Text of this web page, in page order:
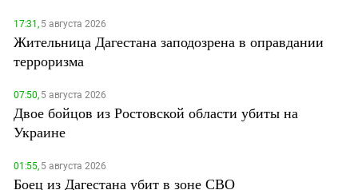
17:31,5 августа 2026
Жительница Дагестана заподозрена в оправдании
терроризма
07:50,5 августа 2026
Двое бойцов из Ростовской области убиты на
Украине
01:55,5 августа 2026
Боец из Дагестана убит в зоне СВО